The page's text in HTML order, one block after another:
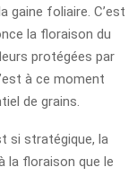
gaine foliaire. C’est
la floraison du
protégées par
à ce moment
de grains.
si stratégique, la
la floraison que le